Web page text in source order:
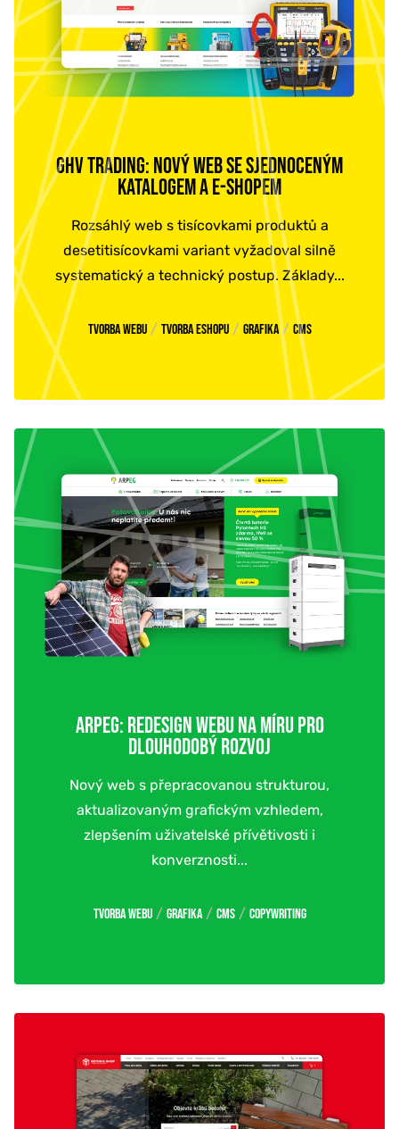
GHV TRADING: NOVÝ WEB SE SJEDNOCENÝM
KATALOGEM A E-SHOPEM
Rozsáhlý web s tisícovkami produktů a
desetitisícovkami variant vyžadoval silně
systematický a technický postup. Základy...
Tvorba webu / Tvorba eshopu / Grafika / CMS
ARPEG: REDESIGN WEBU NA MÍRU PRO
DLOUHODOBÝ ROZVOJ
Nový web s přepracovanou strukturou,
aktualizovaným grafickým vzhledem,
zlepšením uživatelské přívětivosti i
konverznosti...
Tvorba webu / Grafika / CMS / Copywriting